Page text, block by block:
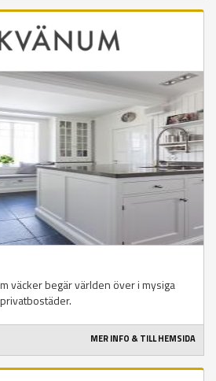
väcker begär världen över i mysiga
MER INFO & TILL HEMSIDA